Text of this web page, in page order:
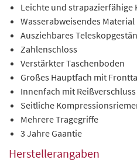
Leichte und strapazierfähige
Wasserabweisendes Material
Ausziehbares
Zahlenschloss
Verstärkter Taschenboden
Großes Hauptfach mit
Innenfach mit
Seitliche
Mehrere Tragegriffe
3 Jahre Gaantie
Herstellerangaben